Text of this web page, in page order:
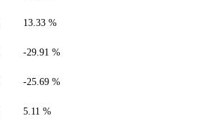
13.33 %
-29.91 %
-25.69 %
5.11 %